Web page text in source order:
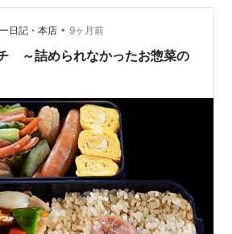
は近隣親族に売ったり配ったりして
出た後は、同じく田んぼを作ってい
ら頼まれ、作りにくい田は耕さず、
土地で（自分の田の隣の田など）…
日記・本店 • 9ヶ月前
～詰められなかったお惣菜の